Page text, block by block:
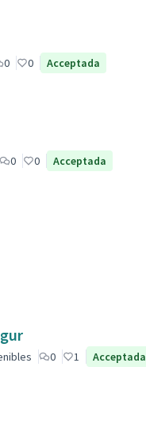
0 0 Acceptada
0 0 Acceptada
0 1 Acceptada